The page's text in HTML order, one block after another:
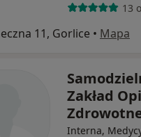
13
11, Gorlice • Mapa
Zakład
Interna,